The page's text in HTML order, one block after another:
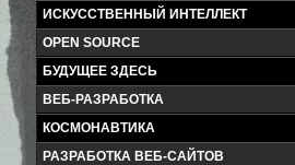
ИСКУССТВЕННЫЙ ИНТЕЛЛЕКТ
OPEN SOURCE
БУДУЩЕЕ ЗДЕСЬ
ВЕБ-РАЗРАБОТКА
КОСМОНАВТИКА
РАЗРАБОТКА ВЕБ-САЙТОВ